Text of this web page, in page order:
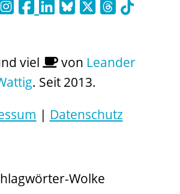
viel von Leander
. Seit 2013.
| Datenschutz
Wolke